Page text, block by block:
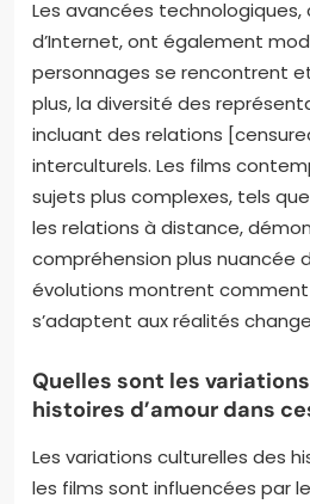
Les avancées technologiques,
d’Internet, ont également
personnages se rencontrent
plus, la diversité des
incluant des relations
interculturels. Les films
sujets plus complexes, tels
les relations à distance,
compréhension plus nuancée
évolutions montrent comment
s’adaptent aux réalités
Quelles sont les
histoires d’amour dans
Les variations culturelles des
les films sont influencées par